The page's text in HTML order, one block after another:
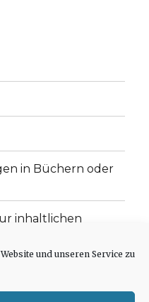
und unseren Service zu
in Büchern oder
inhaltlichen